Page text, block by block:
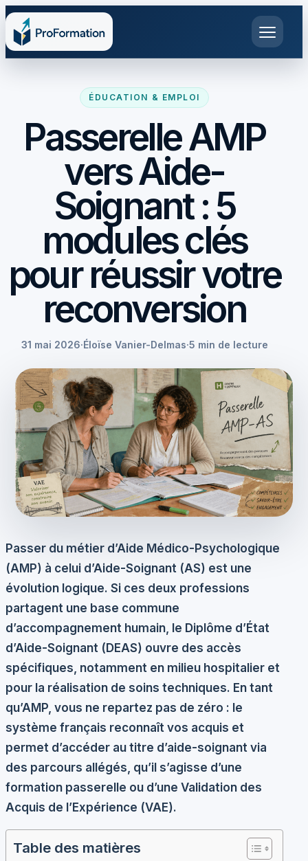
ÉDUCATION & EMPLOI
Passerelle AMP
vers Aide-
Soignant : 5
modules clés
pour réussir votre
reconversion
31 mai 2026·Éloïse Vanier-Delmas·5 min de lecture
Passer du métier d’Aide Médico-Psychologique
(AMP) à celui d’Aide-Soignant (AS) est une
évolution logique. Si ces deux professions
partagent une base commune
d’accompagnement humain, le Diplôme d’État
d’Aide-Soignant (DEAS) ouvre des accès
spécifiques, notamment en milieu hospitalier et
pour la réalisation de soins techniques. En tant
qu’AMP, vous ne repartez pas de zéro : le
système français reconnaît vos acquis et
permet d’accéder au titre d’aide-soignant via
des parcours allégés, qu’il s’agisse d’une
formation passerelle ou d’une Validation des
Acquis de l’Expérience (VAE).
Table des matières